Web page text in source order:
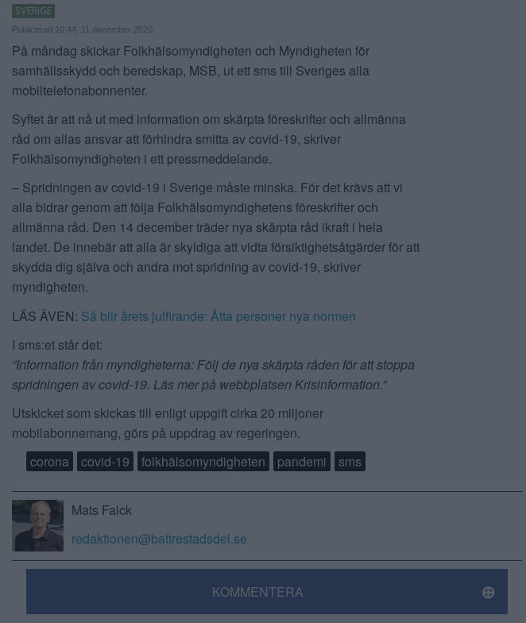
SVERIGE
Publicerad 10:44, 11 december 2020
På måndag skickar Folkhälsomyndigheten och Myndigheten för
samhällsskydd och beredskap, MSB, ut ett sms till Sveriges alla
mobiltelefonabonnenter.
Syftet är att nå ut med information om skärpta föreskrifter och allmänna
råd om allas ansvar att förhindra smitta av covid-19, skriver
Folkhälsomyndigheten i ett pressmeddelande.
– Spridningen av covid-19 i Sverige måste minska. För det krävs att vi
alla bidrar genom att följa Folkhälsomyndighetens föreskrifter och
allmänna råd. Den 14 december träder nya skärpta råd ikraft i hela
landet. De innebär att alla är skyldiga att vidta försiktighetsåtgärder för att
skydda dig själva och andra mot spridning av covid-19, skriver
myndigheten.
LÄS ÄVEN: Så blir årets julfirande: Åtta personer nya normen
I sms:et står det:
”Information från myndigheterna: Följ de nya skärpta råden för att stoppa
spridningen av covid-19. Läs mer på webbplatsen Krisinformation.”
Utskicket som skickas till enligt uppgift cirka 20 miljoner
mobilabonnemang, görs på uppdrag av regeringen.
corona
covid-19 folkhälsomyndigheten pandemi sms
Mats Falck
redaktionen@battrestadsdel.se
KOMMENTERA